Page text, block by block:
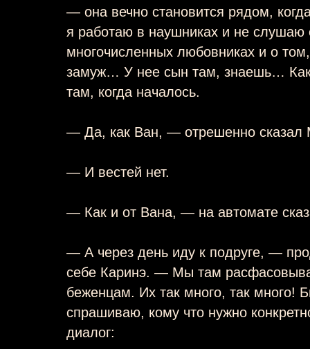
— она вечно становится рядом,
я работаю в наушниках и не слушаю
многочисленных любовниках и о
замуж… У нее сын там, знаешь…
там, когда началось.
— Да, как Ван, — отрешенно
— И вестей нет.
— Как и от Вана, — на автомате
— А через день иду к подруге, —
себе Каринэ. — Мы там
беженцам. Их так много, так много!
спрашиваю, кому что нужно
диалог: